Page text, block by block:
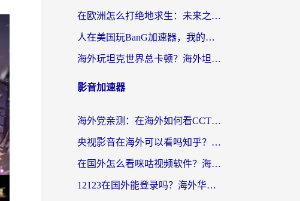
在欧洲怎么打绝地求生：未来之役不卡？留学生亲测的加速器避坑指南
人在美国玩BanG加速器，我的延迟终于绿了
海外玩坦克世界总卡顿？海外坦克世界加速器有哪些？实测好用的选择在这里
影音加速器
海外党亲测：在海外如何看CCTV？告别“仅限大陆播放”的实用指南
央视影音在海外可以看吗知乎？留学生亲测：3步解决地域限制+追剧自由
在国外怎么看咪咕视频软件？海外党亲测有效的回国加速方案
12123在国外能登录吗？海外华人必看的回国加速实用指南